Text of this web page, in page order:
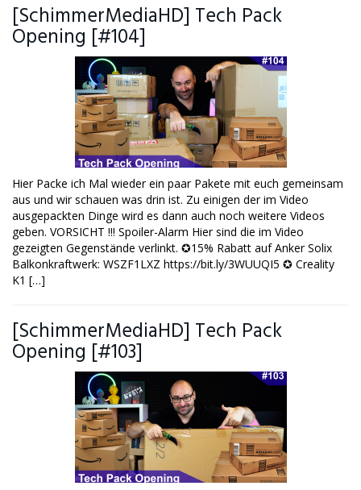
[SchimmerMediaHD] Tech Pack
Opening [#104]
Hier Packe ich Mal wieder ein paar Pakete mit euch gemeinsam
aus und wir schauen was drin ist. Zu einigen der im Video
ausgepackten Dinge wird es dann auch noch weitere Videos
geben. VORSICHT !!! Spoiler-Alarm Hier sind die im Video
gezeigten Gegenstände verlinkt. ✪15% Rabatt auf Anker Solix
Balkonkraftwerk: WSZF1LXZ https://bit.ly/3WUUQI5 ✪ Creality
K1 […]
[SchimmerMediaHD] Tech Pack
Opening [#103]